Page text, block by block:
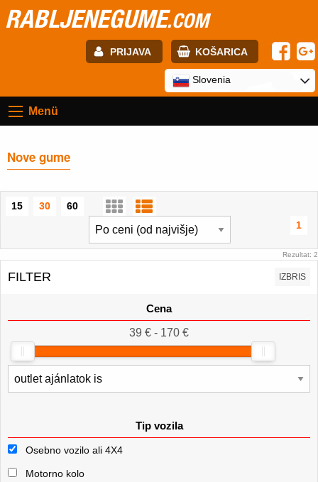
RABLJENEGUME.COM
PRIJAVA KOŠARICA
Geslo:
Slovenia
Menü
Nove gume
15 30
60
1
Rezultat: 2
FILTER IZBRIS
Cena
39 € - 170 €
Tip vozila
Osebno vozilo ali 4X4
Motorno kolo